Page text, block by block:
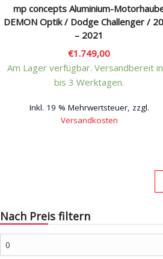
mp concepts Aluminium-
DEMON Optik / Dodge Challenger /
– 2021
€1.749,00
Am Lager verfügbar. Versandbereit
bis 3 Werktagen.
Inkl. 19 % Mehrwertsteuer, zzgl.
Versandkosten
Nach Preis filtern
Min.
Preis